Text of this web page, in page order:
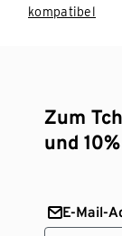
kompatibel
Zum
und
E-Mail-